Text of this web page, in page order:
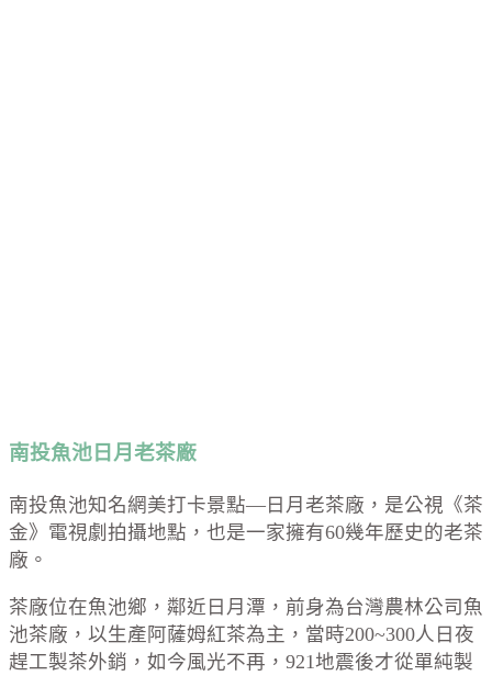
南投魚池日月老茶廠
南投魚池知名網美打卡景點—日月老茶廠，是公視《茶
金》電視劇拍攝地點，也是一家擁有60幾年歷史的老茶
廠。
茶廠位在魚池鄉，鄰近日月潭，前身為台灣農林公司魚
池茶廠，以生產阿薩姆紅茶為主，當時200~300人日夜
趕工製茶外銷，如今風光不再，921地震後才從單純製